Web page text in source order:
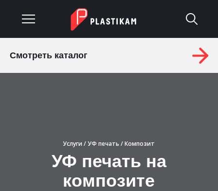
Материалы
Оплата и доставка
Смотреть каталог
Услуги /УФ печать / Композит
УФ печать на
композите